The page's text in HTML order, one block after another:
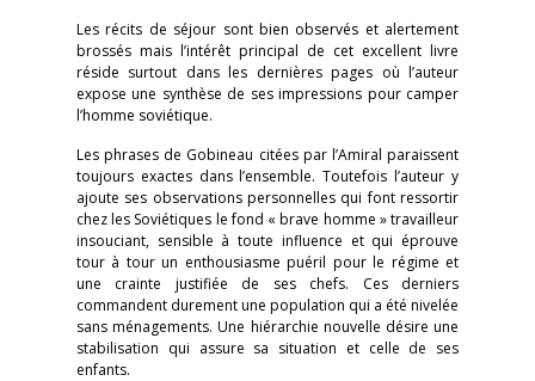
Les récits de séjour sont bien observés et alertement
brossés mais l’intérêt principal de cet excellent livre
réside surtout dans les dernières pages où l’auteur
expose une synthèse de ses impressions pour camper
l’homme soviétique.
Les phrases de Gobineau citées par l’Amiral paraissent
toujours exactes dans l’ensemble. Toutefois l’auteur y
ajoute ses observations personnelles qui font ressortir
chez les Soviétiques le fond « brave homme » travailleur
insouciant, sensible à toute influence et qui éprouve
tour à tour un enthousiasme puéril pour le régime et
une crainte justifiée de ses chefs. Ces derniers
commandent durement une population qui a été nivelée
sans ménagements. Une hiérarchie nouvelle désire une
stabilisation qui assure sa situation et celle de ses
enfants.